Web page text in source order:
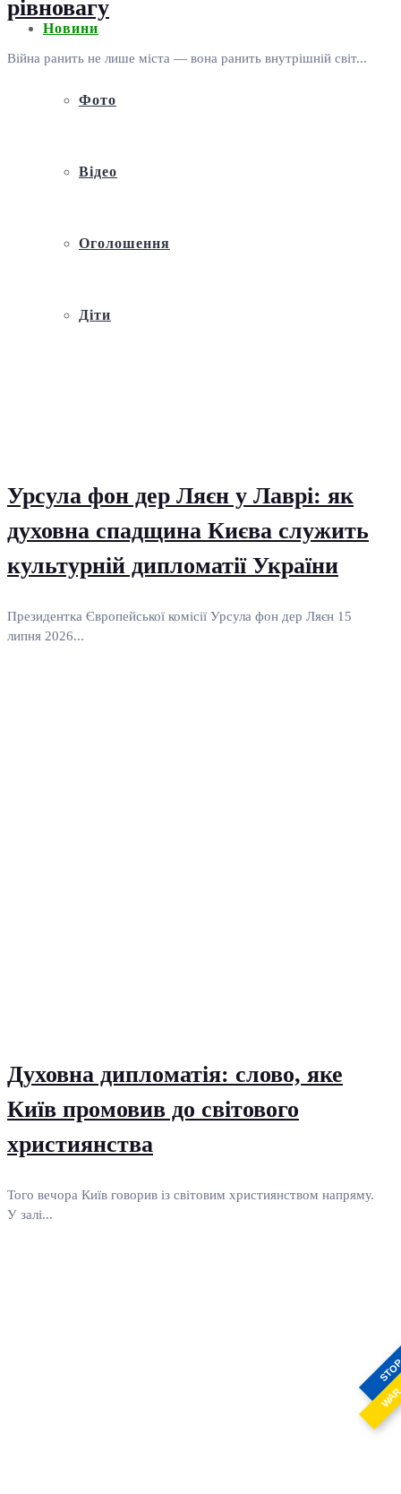
Новини
Фото
Відео
Оголошення
Діти
рівновагу
Війна ранить не лише міста — вона ранить внутрішній світ...
Урсула фон дер Ляєн у Лаврі: як
духовна спадщина Києва служить
культурній дипломатії України
Президентка Європейської комісії Урсула фон дер Ляєн 15
липня 2026...
Духовна дипломатія: слово, яке
Київ промовив до світового
християнства
Того вечора Київ говорив із світовим християнством напряму.
У залі...